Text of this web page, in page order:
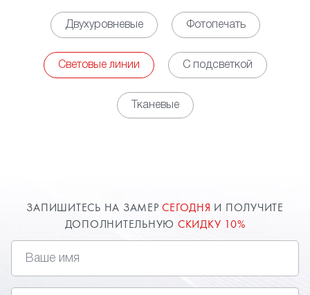
контроллера появляется возможность управлять
от потребности.
• Декоративная функция. Наличие световых линий
на потолке обеспечивает оригинальный облик
пространству, но при этом необходимо заранее
Возможны комбинации нескольких вариантов или
изменение цветовой палитры от команд с пульта
управления. Главное правильно подобрать стиль,
так как подсветка не подходит для классических
интерьеров.
Двухуровневые Фотопечать
Световые линии С подсветкой
Тканевые
ЗАПИШИТЕСЬ НА ЗАМЕРСЕГОДНЯ И ПОЛУЧИТЕ
ДОПОЛНИТЕЛЬНУЮ СКИДКУ 10%